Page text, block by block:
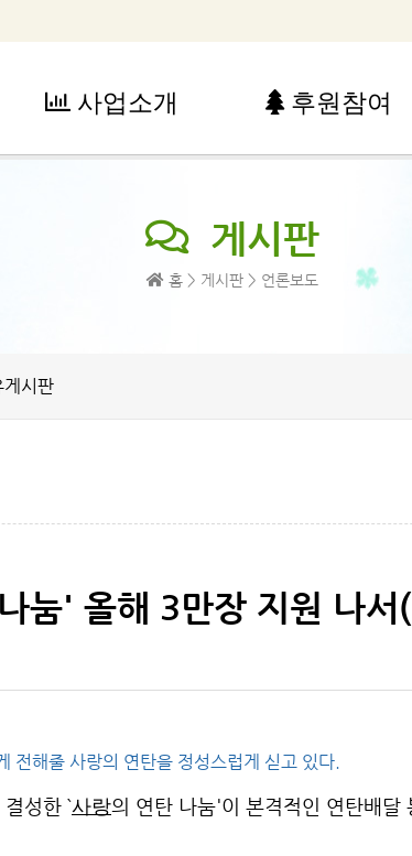
사업소개
지역복지사업
후원참여
후원안내
후원참여방법
자원봉사안내
게시판
홈 > 게시판 > 언론보도
게시판
눔' 올해 3만장 지원 나서
전해줄 사랑의 연탄을 정성스럽게 싣고 있다.
결성한 `사랑의 연탄 나눔'이 본격적인 연탄배달